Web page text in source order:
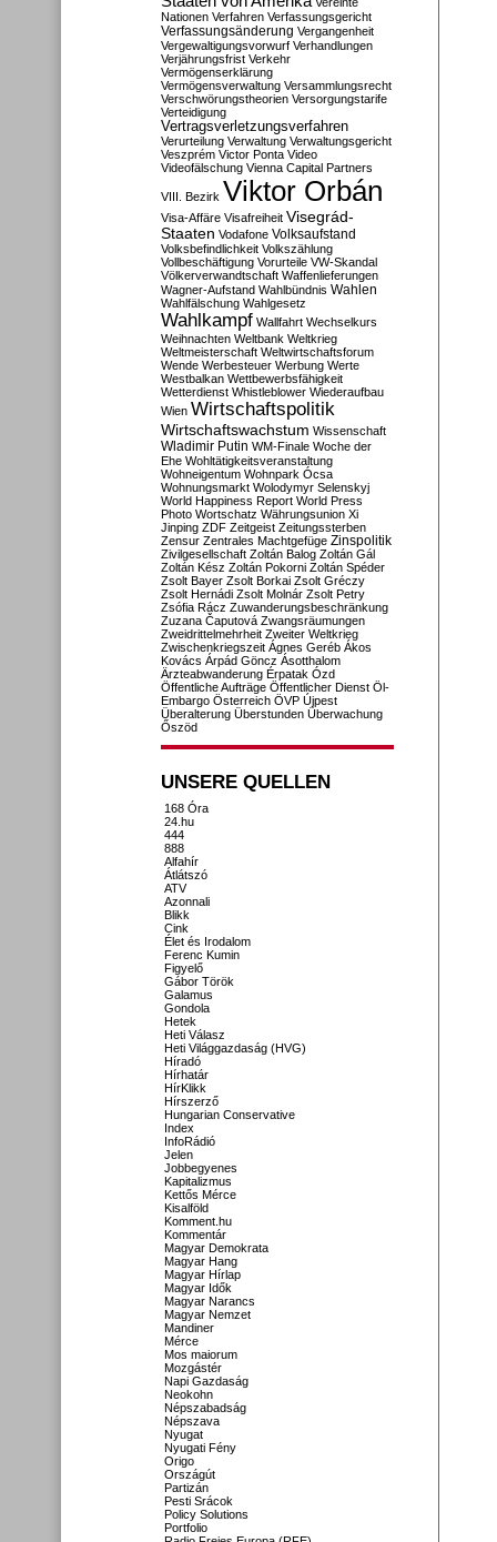
Nationen Verfahren Verfassungsgericht
Verfassungsänderung Vergangenheit
Vergewaltigungsvorwurf Verhandlungen
Verjährungsfrist Verkehr
Vermögenserklärung
Vermögensverwaltung Versammlungsrecht
Verschwörungstheorien Versorgungstarife
Verteidigung
Vertragsverletzungsverfahren
Verurteilung Verwaltung Verwaltungsgericht
Veszprém Victor Ponta Video
Videofälschung Vienna Capital Partners
VIII. Bezirk Viktor Orbán
Visa-Affäre Visafreiheit Visegrád-
Staaten Vodafone Volksaufstand
Volksbefindlichkeit Volkszählung
Vollbeschäftigung Vorurteile VW-Skandal
Völkerverwandtschaft Waffenlieferungen
Wagner-Aufstand Wahlbündnis Wahlen
Wahlfälschung Wahlgesetz
Wahlkampf Wallfahrt Wechselkurs
Weihnachten Weltbank Weltkrieg
Weltmeisterschaft Weltwirtschaftsforum
Wende Werbesteuer Werbung Werte
Westbalkan Wettbewerbsfähigkeit
Wetterdienst Whistleblower Wiederaufbau
Wien Wirtschaftspolitik
Wirtschaftswachstum Wissenschaft
Wladimir Putin WM-Finale Woche der
Ehe Wohltätigkeitsveranstaltung
Wohneigentum Wohnpark Ócsa
Wohnungsmarkt Wolodymyr Selenskyj
World Happiness Report World Press
Photo Wortschatz Währungsunion Xi
Jinping ZDF Zeitgeist Zeitungssterben
Zensur Zentrales Machtgefüge Zinspolitik
Zivilgesellschaft Zoltán Balog Zoltán Gál
Zoltán Kész Zoltán Pokorni Zoltán Spéder
Zsolt Bayer Zsolt Borkai Zsolt Gréczy
Zsolt Hernádi Zsolt Molnár Zsolt Petry
Zsófia Rácz Zuwanderungsbeschränkung
Zuzana Čaputová Zwangsräumungen
Zweidrittelmehrheit Zweiter Weltkrieg
Zwischenkriegszeit Ágnes Geréb Ákos
Kovács Árpád Göncz Ásotthalom
Ärzteabwanderung Érpatak Ózd
Öffentliche Aufträge Öffentlicher Dienst Öl-
Embargo Österreich ÖVP Újpest
Überalterung Überstunden Überwachung
Őszöd
UNSERE QUELLEN
168 Óra
24.hu
444
888
Alfahír
Átlátszó
ATV
Azonnali
Blikk
Cink
Élet és Irodalom
Ferenc Kumin
Figyelő
Gábor Török
Galamus
Gondola
Hetek
Heti Válasz
Heti Világgazdaság (HVG)
Híradó
Hírhatár
HírKlikk
Hírszerző
Hungarian Conservative
Index
InfoRádió
Jelen
Jobbegyenes
Kapitalizmus
Kettős Mérce
Kisalföld
Komment.hu
Kommentár
Magyar Demokrata
Magyar Hang
Magyar Hírlap
Magyar Idők
Magyar Narancs
Magyar Nemzet
Mandiner
Mérce
Mos maiorum
Mozgástér
Napi Gazdaság
Neokohn
Népszabadság
Népszava
Nyugat
Nyugati Fény
Origo
Országút
Partizán
Pesti Srácok
Policy Solutions
Portfolio